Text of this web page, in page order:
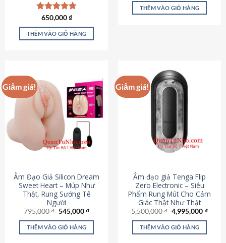
Được xếp
hạng4.75
5 sao
650,000₫
THÊM VÀO GIỎ HÀNG
là:
995,000 ₫.
tại
THÊM VÀO GIỎ HÀNG
Giảm giá!
Âm Đạo Giả Silicon Dream
Sweet Heart – Múp Như
Thật, Rung Sướng Tê
Người
795,000₫ Giá
là:
795,000 ₫.
545,000₫Giá
tại
545,000 ₫.
THÊM VÀO GIỎ HÀNG
Giảm giá!
Âm đạo giả Tenga Flip
Zero Electronic – Siêu
Phẩm Rung Mút Cho Cảm
Giác Thật Như Thật
5,500,000₫ Giá
gốc
là:
5,500,000 ₫.
4,995,000₫Giá
THÊM VÀO GIỎ HÀNG